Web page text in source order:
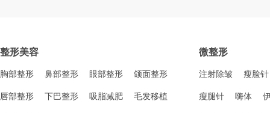
整形美容
胸部整形 鼻部整形 眼部整形 颌面整形
唇部整形 下巴整形 吸脂减肥 毛发移植
微整形
注射除皱 瘦脸针
瘦腿针 嗨体